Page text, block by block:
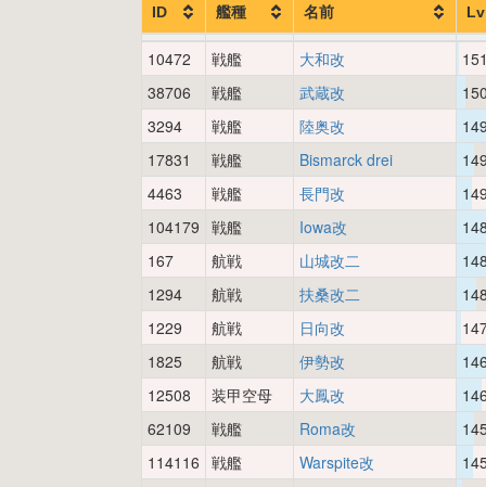
ID 艦種 名前 Lv
10472 戦艦 大和改
38706
戦艦 武蔵改
3294
戦艦 陸奥改
17831
戦艦 Bismarck drei
4463
戦艦 長門改
104179 戦艦 Iowa改
167
航戦 山城改二
1294
航戦 扶桑改二
1229
航戦 日向改
1825
航戦 伊勢改
12508
装甲空母 大鳳改
62109
戦艦 Roma改
114116 戦艦 Warspite改